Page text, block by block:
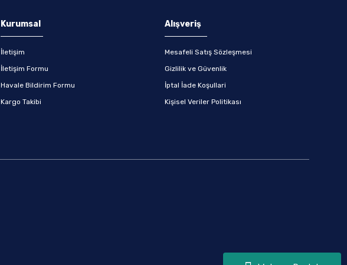
Kurumsal
İletişim
İletişim Formu
Havale Bildirim Formu
Kargo Takibi
Alışveriş
Mesafeli Satış Sözleşmesi
Gizlilik ve Güvenlik
İptal İade Koşullari
Kişisel Veriler Politikası